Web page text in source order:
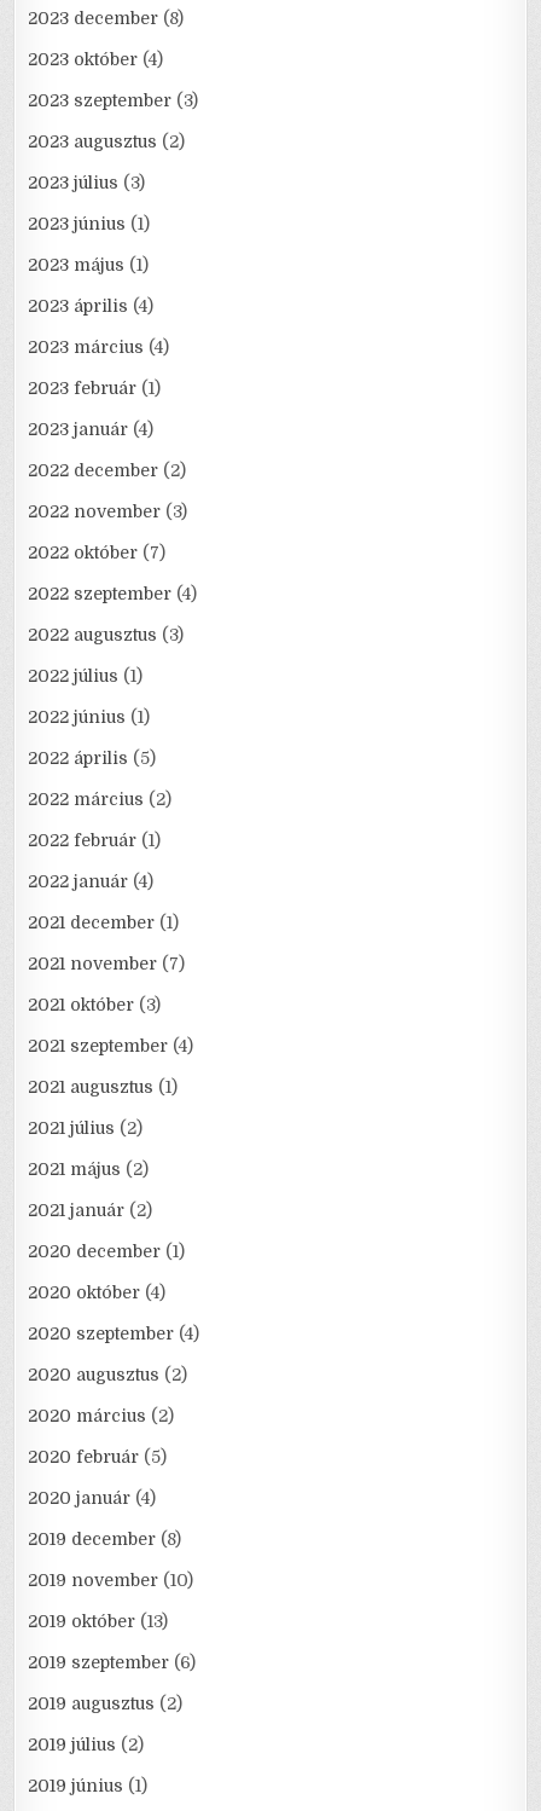
2023 december (8)
2023 október (4)
2023 szeptember (3)
2023 augusztus (2)
2023 július (3)
2023 június (1)
2023 május (1)
2023 április (4)
2023 március (4)
2023 február (1)
2023 január (4)
2022 december (2)
2022 november (3)
2022 október (7)
2022 szeptember (4)
2022 augusztus (3)
2022 július (1)
2022 június (1)
2022 április (5)
2022 március (2)
2022 február (1)
2022 január (4)
2021 december (1)
2021 november (7)
2021 október (3)
2021 szeptember (4)
2021 augusztus (1)
2021 július (2)
2021 május (2)
2021 január (2)
2020 december (1)
2020 október (4)
2020 szeptember (4)
2020 augusztus (2)
2020 március (2)
2020 február (5)
2020 január (4)
2019 december (8)
2019 november (10)
2019 október (13)
2019 szeptember (6)
2019 augusztus (2)
2019 július (2)
2019 június (1)